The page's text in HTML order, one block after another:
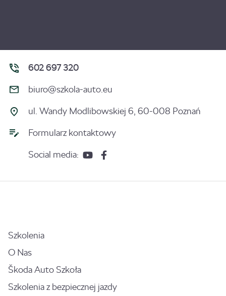
602 697 320
biuro@szkola-auto.eu
ul. Wandy Modlibowskiej 6, 60-008 Poznań
Formularz kontaktowy
Social media:
Szkolenia
O Nas
Škoda Auto Szkoła
Szkolenia z bezpiecznej jazdy